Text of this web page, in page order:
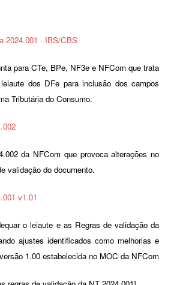
2024.001 - IBS/CBS
para CTe, BPe, NF3e e NFCom que trata
dos DFe para inclusão dos campos
Tributária do Consumo.
da NFCom que provoca alterações no
validação do documento.
v1.01
o leiaute e as Regras de validação da
ajustes identificados como melhorias e
1.00 estabelecida no MOC da NFCom